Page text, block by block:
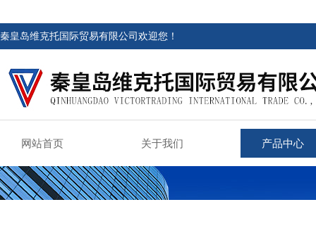
秦皇岛维克托国际贸易有限公司欢迎您！
网站首页 关于我们 产品中心